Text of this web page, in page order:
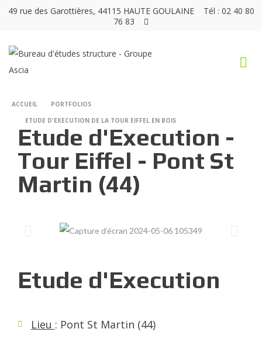
49 rue des Garottières, 44115 HAUTE GOULAINE
Tél : 02 40 80
76 83
ACCUEIL
PORTFOLIOS
ETUDE D'EXECUTION DE LA TOUR EIFFEL EN BOIS
Etude d'Execution -
Tour Eiffel - Pont St
Martin (44)​
Etude d'Execution
Lieu : Pont St Martin (44)